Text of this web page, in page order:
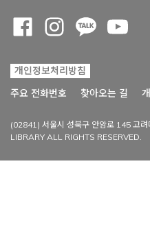
개인정보처리방침
주요 전화번호
찾아오는 길
(02841) 서울시 성북구 안암로 145 고
LIBRARY ALL RIGHTS RESERVED.
Opens a new window
Opens a new
Opens a